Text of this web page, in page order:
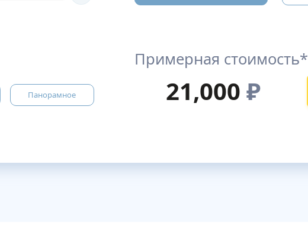
Панорамное
Примерная стоимость*
21,000 ₽